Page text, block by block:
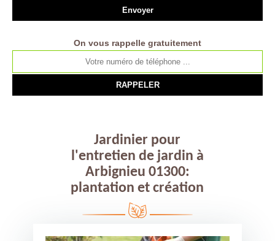
On vous rappelle gratuitement
Jardinier pour
l'entretien de jardin à
Arbignieu 01300:
plantation et création